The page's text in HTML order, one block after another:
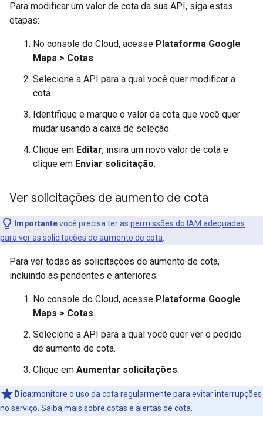
Para modificar um valor de cota da sua API, siga estas
etapas:
No console do Cloud, acesse Plataforma Google
Maps > Cotas.
Selecione a API para a qual você quer modificar a
cota.
Identifique e marque o valor da cota que você quer
mudar usando a caixa de seleção.
Clique em Editar, insira um novo valor de cota e
clique em Enviar solicitação.
Ver solicitações de aumento de cota
Importante:você precisa ter as permissões do IAM adequadas
para ver as solicitações de aumento de cota
Para ver todas as solicitações de aumento de cota,
incluindo as pendentes e anteriores:
No console do Cloud, acesse Plataforma Google
Maps > Cotas.
Selecione a API para a qual você quer ver o pedido
de aumento de cota.
Clique em Aumentar solicitações.
Dica:monitore o uso da cota regularmente para evitar interrupções
no serviço. Saiba mais sobre cotas e alertas de cota